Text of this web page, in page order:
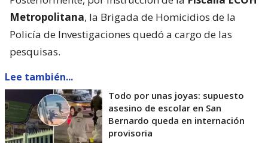
Metropolitana, la Brigada de Homicidios de la
Policía de Investigaciones quedó a cargo de las
pesquisas.
Lee también...
Todo por unas joyas: supuesto
asesino de escolar en San
Bernardo queda en internación
provisoria